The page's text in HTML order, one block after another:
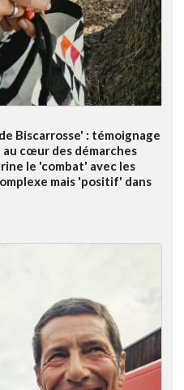
Biscarrosse' : témoignage
cœur des démarches
le 'combat' avec les
mais 'positif' dans